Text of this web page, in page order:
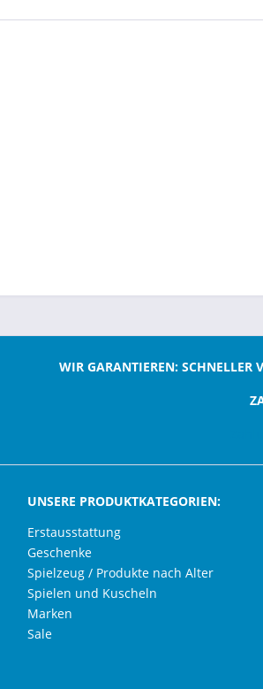
WIR GARANTIEREN: SCHNELLER
UNSERE PRODUKTKATEGORIEN:
Erstausstattung
Geschenke
Spielzeug / Produkte nach Alter
Spielen und Kuscheln
Marken
Sale